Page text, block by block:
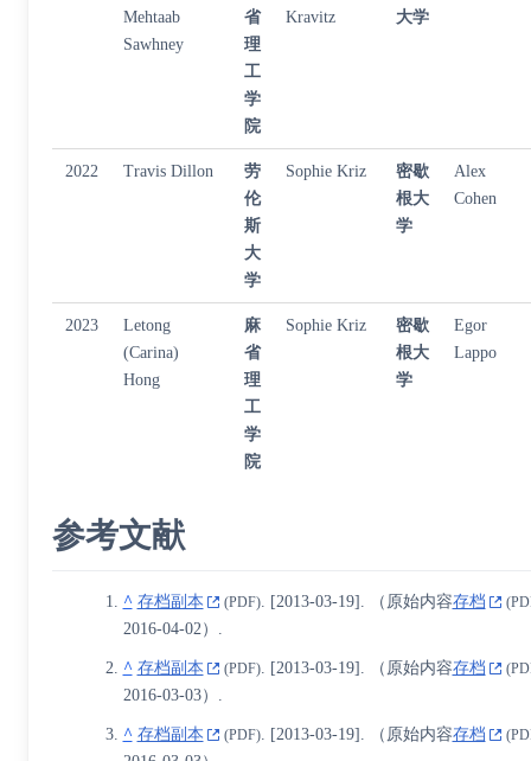
Mehtaab
Sawhney
省
理
工
学
院
Kravitz
大学
2022 Travis Dillon
劳
伦
斯
大
学
Sophie Kriz
密歇
根大
学
Alex
Cohen
2023
Letong
(Carina)
Hong
麻
省
理
工
学
院
Sophie Kriz
密歇
根大
学
Egor
Lappo
参考文献
^ 存档副本 (PDF). [2013-03-19] . （原始内容存档
2016-04-02）.
^ 存档副本 (PDF). [2013-03-19] . （原始内容存档
2016-03-03）.
^ 存档副本 (PDF). [2013-03-19] . （原始内容存档